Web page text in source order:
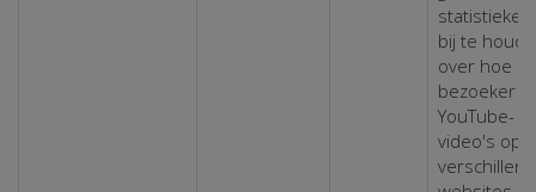
statistieken
bij te
over hoe
bezoeker
YouTube-
video's op